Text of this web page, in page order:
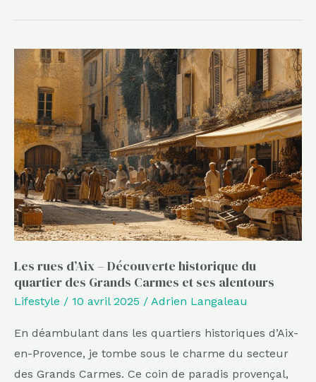
Les rues d’Aix – Découverte historique du
quartier des Grands Carmes et ses alentours
Lifestyle / 10 avril 2025 / Adrien Langaleau
En déambulant dans les quartiers historiques d’Aix-
en-Provence, je tombe sous le charme du secteur
des Grands Carmes. Ce coin de paradis provençal,
Les
rues
d’Aix
–
Découverte
historique
du
quartier
des
Grands
Carmes
et
ses